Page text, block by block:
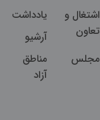
اشتغال و
تعاون
یادداشت
آرشیو
مجلس
مناطق
آزاد